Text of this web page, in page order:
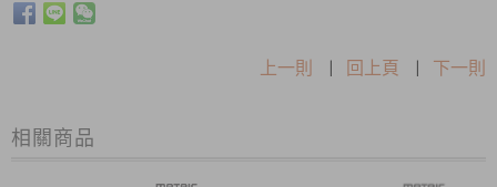
上一則 | 回上頁 | 下一則
相關商品